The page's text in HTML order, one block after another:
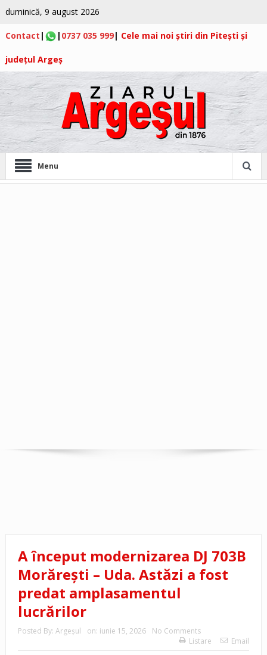
duminică, 9 august 2026
Contact | | 0737 035 999| Cele mai noi știri din Pitești și
județul Argeș
Menu
A început modernizarea DJ 703B
Morărești – Uda. Astăzi a fost
predat amplasamentul
lucrărilor
Posted By: Argeşul on: iunie 15, 2026
No Comments
Listare
Email